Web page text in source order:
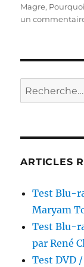
Magre,
un
Recherche
pour :
ARTICLES
Test Blu-
Maryam
Test Blu-
par René
Test DVD